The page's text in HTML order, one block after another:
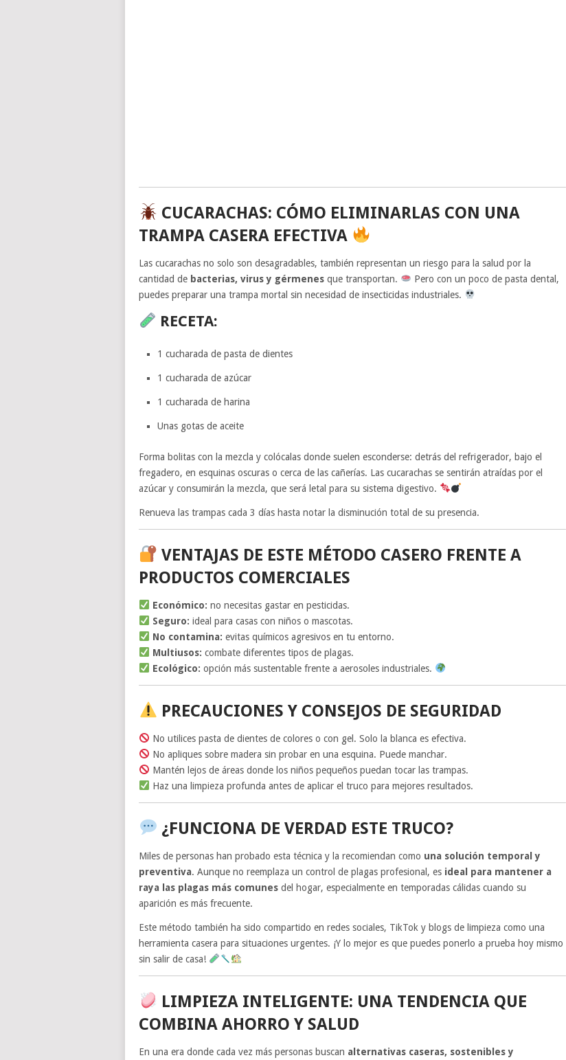
CUCARACHAS: CÓMO ELIMINARLAS CON UNA
TRAMPA CASERA EFECTIVA
Las cucarachas no solo son desagradables, también representan un riesgo para la salud por la
cantidad de bacterias, virus y gérmenes que transportan.
Pero con un poco de pasta dental,
puedes preparar una trampa mortal sin necesidad de insecticidas industriales.
RECETA:
1 cucharada de pasta de dientes
1 cucharada de azúcar
1 cucharada de harina
Unas gotas de aceite
Forma bolitas con la mezcla y colócalas donde suelen esconderse: detrás del refrigerador, bajo el
fregadero, en esquinas oscuras o cerca de las cañerías. Las cucarachas se sentirán atraídas por el
azúcar y consumirán la mezcla, que será letal para su sistema digestivo.
Renueva las trampas cada 3 días hasta notar la disminución total de su presencia.
VENTAJAS DE ESTE MÉTODO CASERO FRENTE A
PRODUCTOS COMERCIALES
Económico: no necesitas gastar en pesticidas.
Seguro: ideal para casas con niños o mascotas.
No contamina: evitas químicos agresivos en tu entorno.
Multiusos: combate diferentes tipos de plagas.
Ecológico: opción más sustentable frente a aerosoles industriales.
PRECAUCIONES Y CONSEJOS DE SEGURIDAD
No utilices pasta de dientes de colores o con gel. Solo la blanca es efectiva.
No apliques sobre madera sin probar en una esquina. Puede manchar.
Mantén lejos de áreas donde los niños pequeños puedan tocar las trampas.
Haz una limpieza profunda antes de aplicar el truco para mejores resultados.
¿FUNCIONA DE VERDAD ESTE TRUCO?
Miles de personas han probado esta técnica y la recomiendan como una solución temporal y
preventiva. Aunque no reemplaza un control de plagas profesional, es ideal para mantener a
raya las plagas más comunes del hogar, especialmente en temporadas cálidas cuando su
aparición es más frecuente.
Este método también ha sido compartido en redes sociales, TikTok y blogs de limpieza como una
herramienta casera para situaciones urgentes. ¡Y lo mejor es que puedes ponerlo a prueba hoy mismo
sin salir de casa!
LIMPIEZA INTELIGENTE: UNA TENDENCIA QUE
COMBINA AHORRO Y SALUD
En una era donde cada vez más personas buscan alternativas caseras, sostenibles y